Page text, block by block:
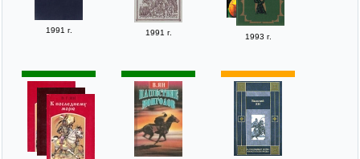
1991 г. 1991 г. 1993 г.